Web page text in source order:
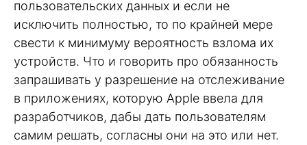
пользовательских данных и если не
исключить полностью, то по крайней мере
свести к минимуму вероятность взлома их
устройств. Что и говорить про обязанность
запрашивать у разрешение на отслеживание
в приложениях, которую Apple ввела для
разработчиков, дабы дать пользователям
самим решать, согласны они на это или нет.